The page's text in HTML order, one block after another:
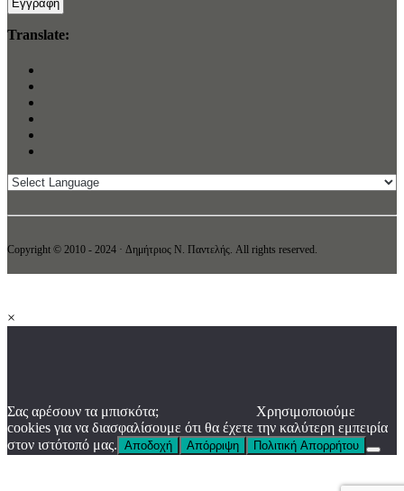
Translate:
Copyright © 2010 - 2024 · Δημήτριος N. Παντελής. All rights reserved.
×
Σας αρέσουν τα μπισκότα;
Χρησιμοποιούμε
cookies για να διασφαλίσουμε ότι θα έχετε την καλύτερη εμπειρία
στον ιστότοπό μας. Αποδοχή Απόρριψη Πολιτική Απορρήτου